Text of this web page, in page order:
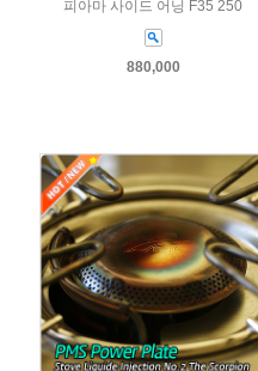
피아마 사이드 어닝 F35 250
880,000